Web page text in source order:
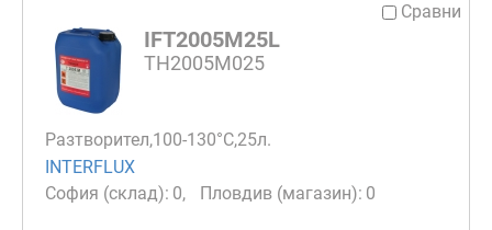
Сравни
IFT2005M25L
TH2005M025
Разтворител,100-130°С,25л.
INTERFLUX
0
0